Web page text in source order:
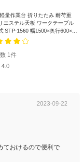
量作業台 折りたたみ 耐荷重
エステル天板 ワークテーブル
STP-1560 幅1500×奥行600×高
1件
4.0
2023-09-22
ておけるので便利で